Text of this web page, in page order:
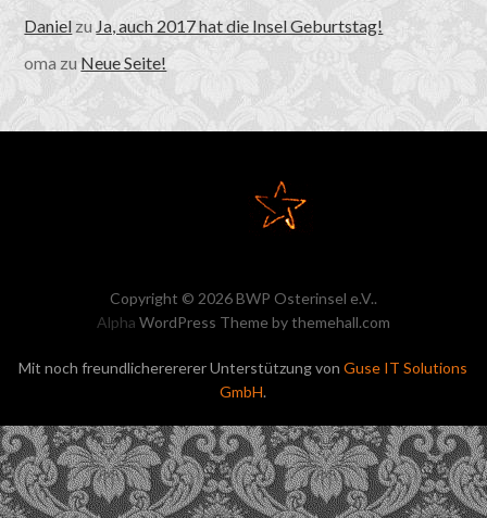
Daniel zu Ja, auch 2017 hat die Insel Geburtstag!
oma zuNeue Seite!
Copyright © 2026 BWP Osterinsel e.V..
Alpha WordPress Theme by themehall.com
Mit noch freundlicherererer Unterstützung vonGuse IT Solutions
GmbH.